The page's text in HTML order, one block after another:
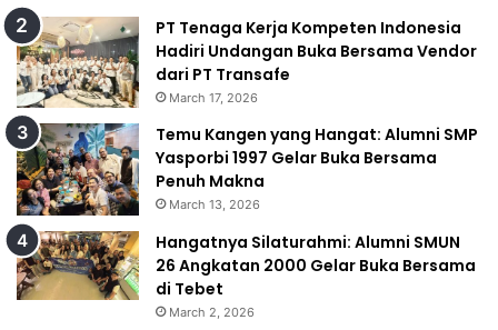
PT Tenaga Kerja Kompeten Indonesia
Hadiri Undangan Buka Bersama Vendor
dari PT Transafe
March 17, 2026
Temu Kangen yang Hangat: Alumni SMP
Yasporbi 1997 Gelar Buka Bersama
Penuh Makna
March 13, 2026
Hangatnya Silaturahmi: Alumni SMUN
26 Angkatan 2000 Gelar Buka Bersama
di Tebet
March 2, 2026